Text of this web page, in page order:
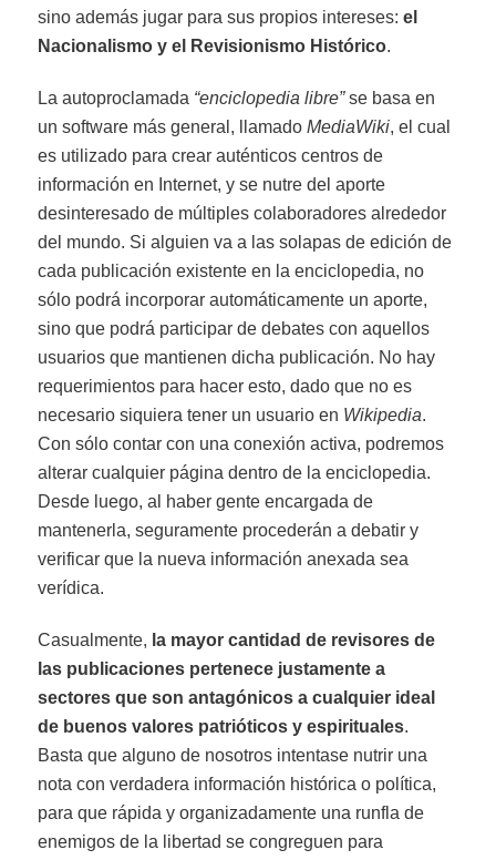
sino además jugar para sus propios intereses:el
Nacionalismo y el Revisionismo Histórico.
La autoproclamada “enciclopedia libre”se basa en
un software más general, llamadoMediaWiki, el cual
es utilizado para crear auténticos centros de
información en Internet, y se nutre del aporte
desinteresado de múltiples colaboradores alrededor
del mundo. Si alguien va a las solapas de edición de
cada publicación existente en la enciclopedia, no
sólo podrá incorporar automáticamente un aporte,
sino que podrá participar de debates con aquellos
usuarios que mantienen dicha publicación. No hay
requerimientos para hacer esto, dado que no es
necesario siquiera tener un usuario en Wikipedia.
Con sólo contar con una conexión activa, podremos
alterar cualquier página dentro de la enciclopedia.
Desde luego, al haber gente encargada de
mantenerla, seguramente procederán a debatir y
verificar que la nueva información anexada sea
verídica.
Casualmente, la mayor cantidad de revisores de
las publicaciones pertenece justamente a
sectores que son antagónicos a cualquier ideal
de buenos valores patrióticos y espirituales.
Basta que alguno de nosotros intentase nutrir una
nota con verdadera información histórica o política,
para que rápida y organizadamente una runfla de
enemigos de la libertad se congreguen para